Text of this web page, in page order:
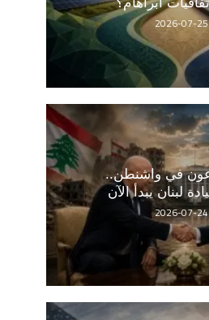
2026-07-25
في واشنطن..
لبنان يبدأ الآن
2026-07-24